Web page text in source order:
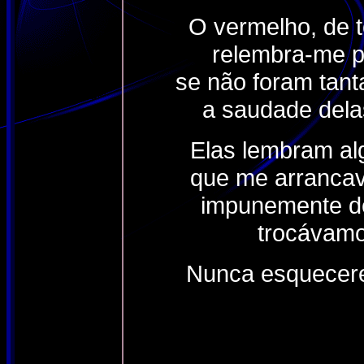
O vermelho, de
relembra-me
se não foram
a saudade
Elas lembram
que me
impunemente
Nunca